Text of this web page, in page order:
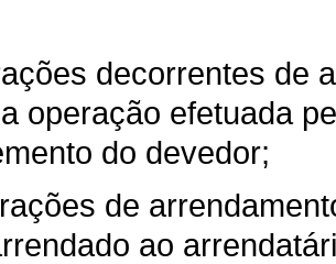
decorrentes de
operação efetuada
do devedor;
de
ao